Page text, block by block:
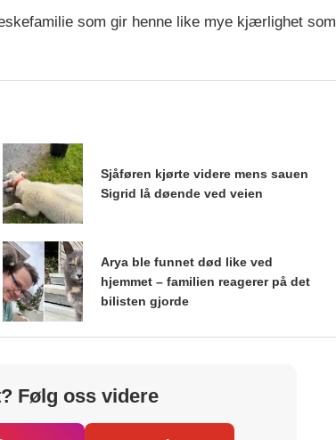
som gir henne like mye kjærlighet som
Sjåføren kjørte videre mens sauen
Sigrid lå døende ved veien
Arya ble funnet død like ved
hjemmet – familien reagerer på det
bilisten gjorde
Følg oss videre